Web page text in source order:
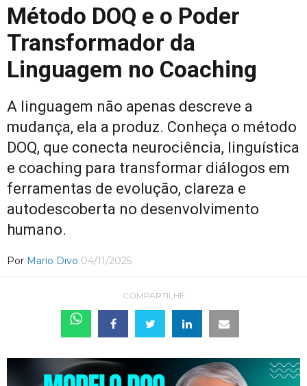
Método DOQ e o Poder
Transformador da
Linguagem no Coaching
A linguagem não apenas descreve a
mudança, ela a produz. Conheça o método
DOQ, que conecta neurociência, linguística
e coaching para transformar diálogos em
ferramentas de evolução, clareza e
autodescoberta no desenvolvimento
humano.
Por Mario Divo 04/11/2025
COMPARTILHE